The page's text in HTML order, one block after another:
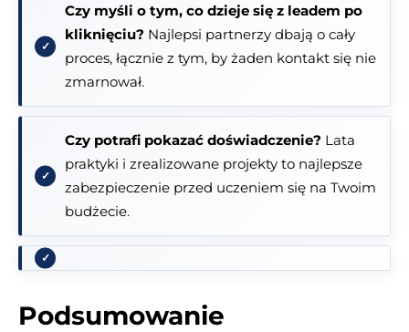
Czy myśli o tym, co dzieje się z leadem po
kliknięciu? Najlepsi partnerzy dbają o cały
proces, łącznie z tym, by żaden kontakt się nie
zmarnował.
Czy potrafi pokazać doświadczenie? Lata
praktyki i zrealizowane projekty to najlepsze
zabezpieczenie przed uczeniem się na Twoim
budżecie.
Podsumowanie